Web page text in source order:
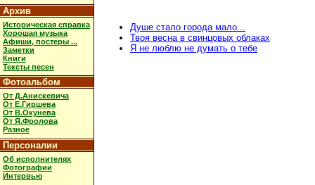
Архив
Историческая справка
Хорошая музыка
Афиши, постеры ...
Заметки
Книги
Тексты песен
Фотоальбом
От Д.Анискевича
От Е.Гиршева
От В.Окунева
От Я.Фролова
Разное
Персоналии
Об исполнителях
Фотографии
Интервью
Душе стало города мало...
Твоя весна в свинцовых облаках
Я не люблю не думать о тебе